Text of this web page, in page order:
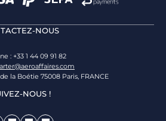
NOUS
: +33 1 44 09 91 82
la Boétie 75008 Paris, FRANCE
NOUS !